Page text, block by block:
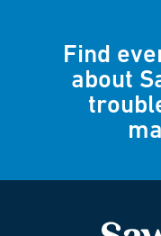
Find
about